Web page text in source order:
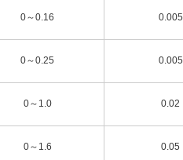
0.005
0.01 0.01
0.01
0～0.16 0.005
0～0.25 0.005
0～1.0 0.02
0～1.6 0.05